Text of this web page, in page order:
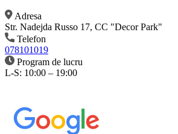
Adresa
Str. Nadejda Russo 17, CC "Decor Park"
Telefon
078101019
Program de lucru
L-S: 10:00 – 19:00